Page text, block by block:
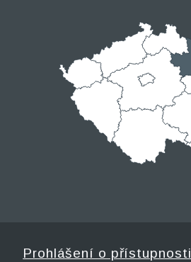
Prohlášení o přístupnosti